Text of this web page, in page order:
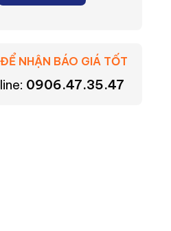
NHẬN BÁO GIÁ TỐT
0906.47.35.47